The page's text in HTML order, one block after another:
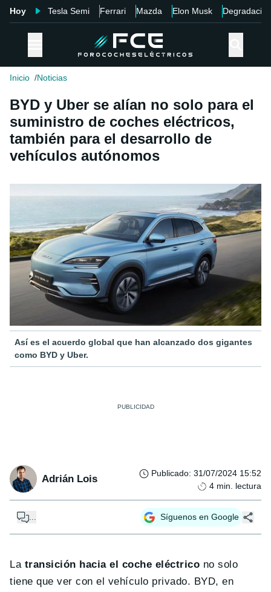
Hoy Tesla Semi Ferrari Mazda Elon Musk Degradación
Inicio Noticias
BYD y Uber se alían no solo para el
suministro de coches eléctricos,
también para el desarrollo de
vehículos autónomos
Así es el acuerdo global que han alcanzado dos gigantes
como BYD y Uber.
Adrián Lois Publicado: 31/07/2024 15:52
4 min. lectura
... Síguenos en Google
La transición hacia el coche eléctrico no solo
tiene que ver con el vehículo privado. BYD, en